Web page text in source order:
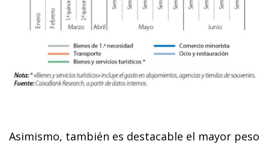
Asimismo, también es destacable el mayor peso